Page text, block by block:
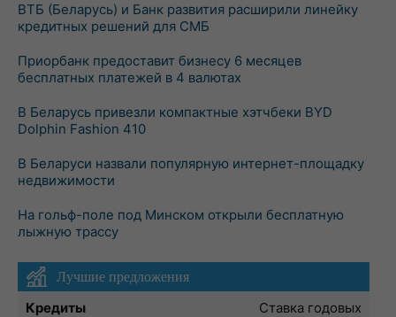
ВТБ (Беларусь) и Банк развития расширили линейку
кредитных решений для СМБ
Приорбанк предоставит бизнесу 6 месяцев
бесплатных платежей в 4 валютах
В Беларусь привезли компактные хэтчбеки BYD
Dolphin Fashion 410
В Беларуси назвали популярную интернет-площадку
недвижимости
На гольф-поле под Минском открыли бесплатную
лыжную трассу
Лучшие предложения
Кредиты
Ставка годовых